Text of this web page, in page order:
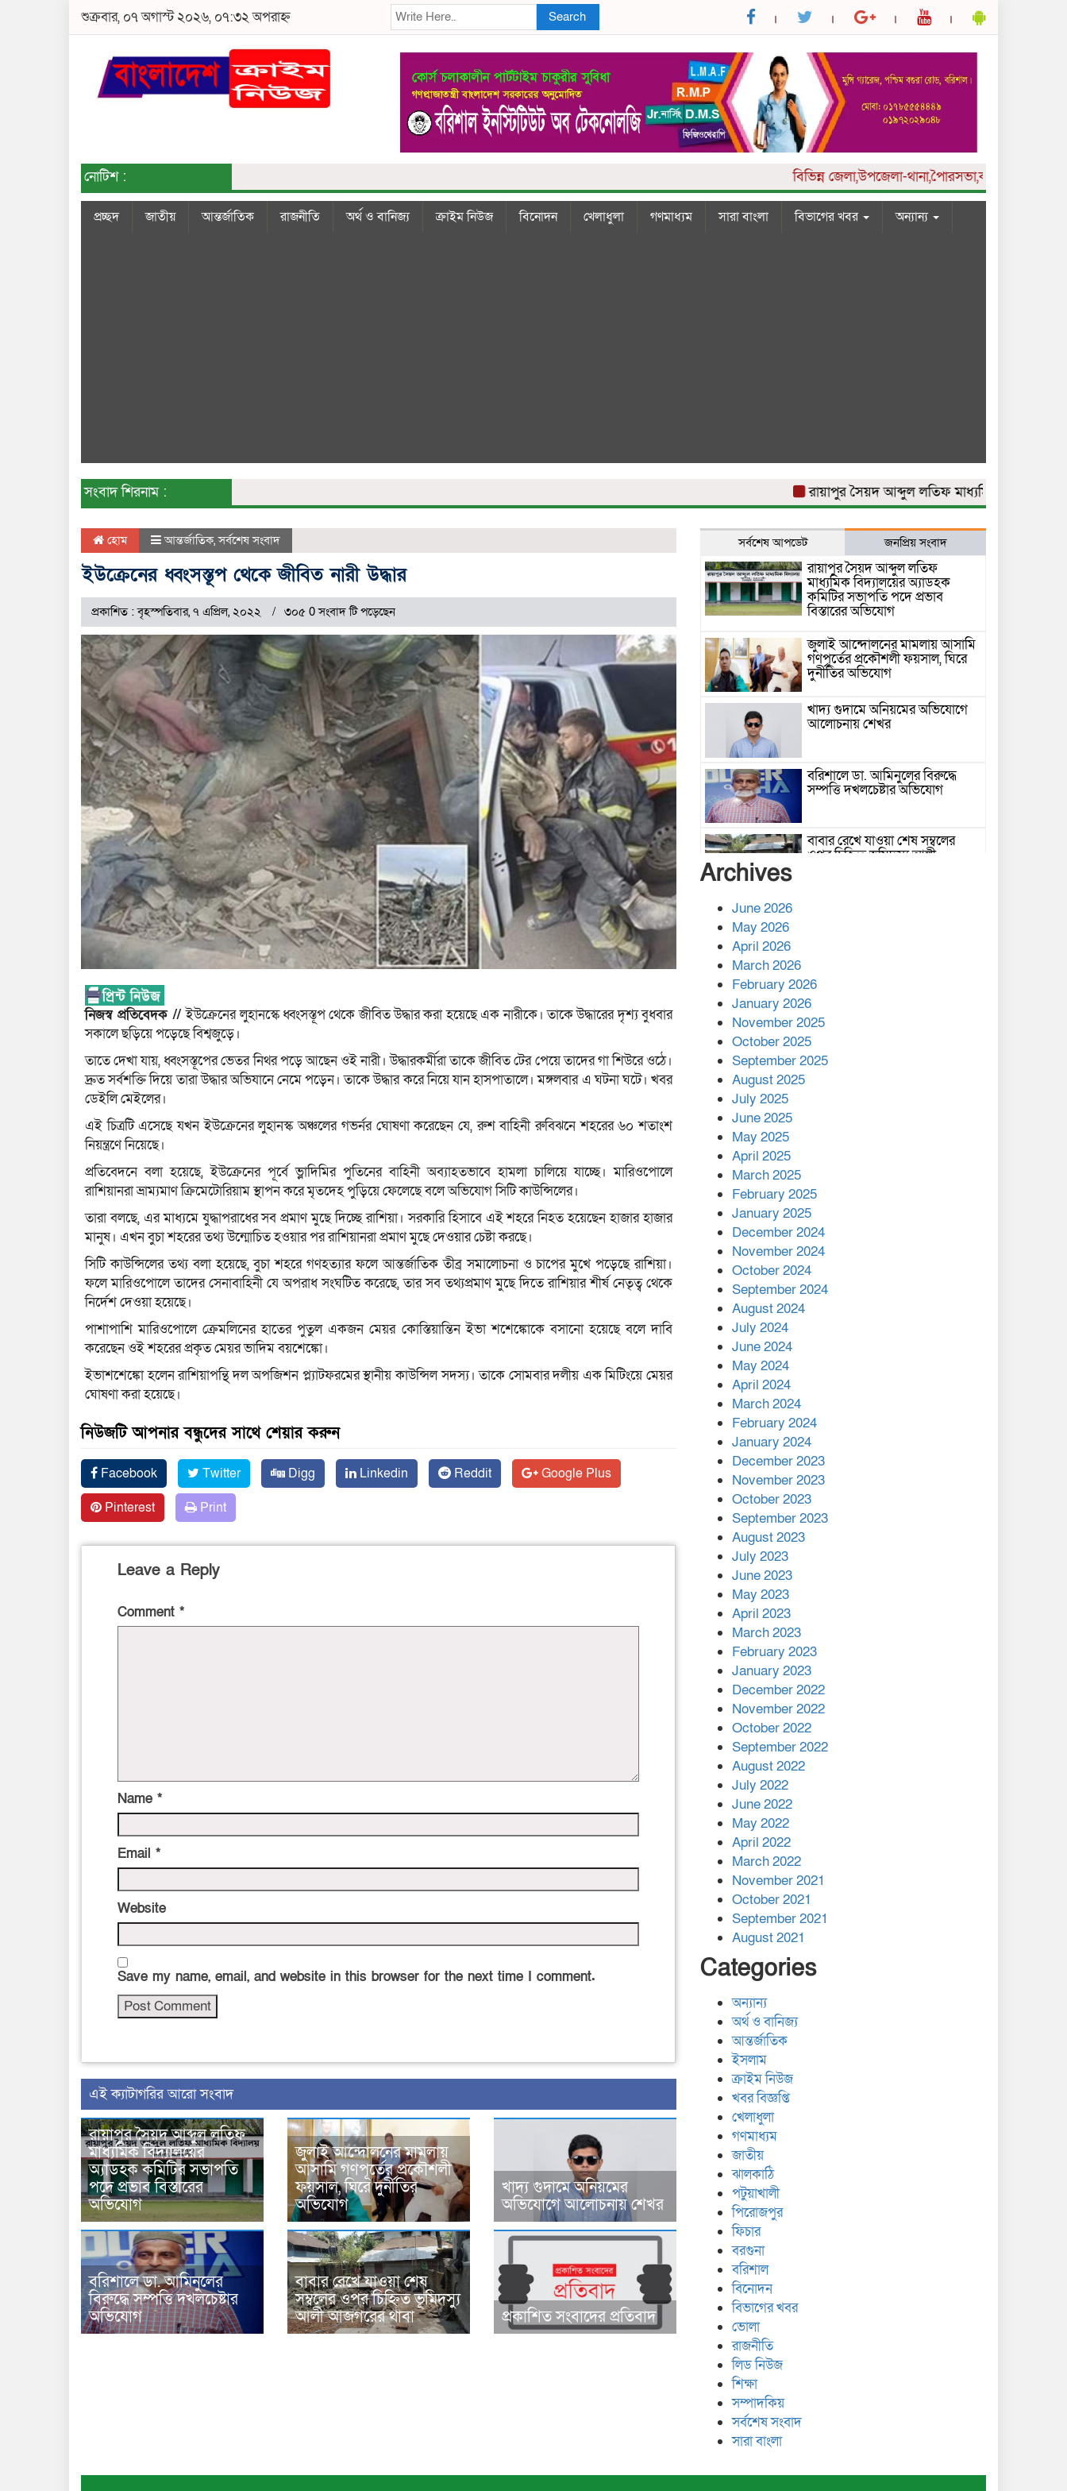
শুক্রবার, ০৭ অগাস্ট ২০২৬, ০৭:৩২ অপরাহ্ন Search
নোটিশ : বিভিন্নজেলা,উপজেলা-থানা,পৈারসভা,কলেজ ও ইউনিয়ন
প্রচ্ছদ জাতীয় আন্তর্জাতিক রাজনীতি অর্থ ও বানিজ্য ক্রাইম নিউজ বিনোদন খেলাধুলা গণমাধ্যম সারা বাংলা বিভাগের খবর অন্যান্য
সংবাদ শিরনাম : রায়াপুর সৈয়দ আব্দুল লতিফ মাধ্যমিক বিদ্যালয়ের
হোম আন্তর্জাতিক,সর্বশেষ সংবাদ
ইউক্রেনের ধ্বংসস্তূপ থেকে জীবিত নারী উদ্ধার
প্রকাশিত : বৃহস্পতিবার, ৭ এপ্রিল, ২০২২ ৩০৫ 0 সংবাদ টি পড়েছেন
নিজস্ব প্রতিবেদক //ইউক্রেনের লুহানস্কে ধ্বংসস্তূপ থেকে জীবিত উদ্ধার করা হয়েছে এক নারীকে। তাকে উদ্ধারের দৃশ্য বুধবার
সকালে ছড়িয়ে পড়েছে বিশ্বজুড়ে।
তাতে দেখা যায়, ধ্বংসস্তূপের ভেতর নিথর পড়ে আছেন ওই নারী। উদ্ধারকর্মীরা তাকে জীবিত টের পেয়ে তাদের গা শিউরে ওঠে।
দ্রুত সর্বশক্তি দিয়ে তারা উদ্ধার অভিযানে নেমে পড়েন। তাকে উদ্ধার করে নিয়ে যান হাসপাতালে। মঙ্গলবার এ ঘটনা ঘটে। খবর
ডেইলি মেইলের।
এই চিত্রটি এসেছে যখন ইউক্রেনের লুহানস্ক অঞ্চলের গভর্নর ঘোষণা করেছেন যে, রুশ বাহিনী রুবিঝনে শহরের ৬০ শতাংশ
নিয়ন্ত্রণে নিয়েছে।
প্রতিবেদনে বলা হয়েছে, ইউক্রেনের পূর্বে ভ্লাদিমির পুতিনের বাহিনী অব্যাহতভাবে হামলা চালিয়ে যাচ্ছে। মারিওপোলে
রাশিয়ানরা ভ্রাম্যমাণ ক্রিমেটোরিয়াম স্থাপন করে মৃতদেহ পুড়িয়ে ফেলেছে বলে অভিযোগ সিটি কাউন্সিলের।
তারা বলছে, এর মাধ্যমে যুদ্ধাপরাধের সব প্রমাণ মুছে দিচ্ছে রাশিয়া। সরকারি হিসাবে এই শহরে নিহত হয়েছেন হাজার হাজার
মানুষ। এখন বুচা শহরের তথ্য উন্মোচিত হওয়ার পর রাশিয়ানরা প্রমাণ মুছে দেওয়ার চেষ্টা করছে।
সিটি কাউন্সিলের তথ্য বলা হয়েছে, বুচা শহরে গণহত্যার ফলে আন্তর্জাতিক তীব্র সমালোচনা ও চাপের মুখে পড়েছে রাশিয়া।
ফলে মারিওপোলে তাদের সেনাবাহিনী যে অপরাধ সংঘটিত করেছে, তার সব তথ্যপ্রমাণ মুছে দিতে রাশিয়ার শীর্ষ নেতৃত্ব থেকে
নির্দেশ দেওয়া হয়েছে।
পাশাপাশি মারিওপোলে ক্রেমলিনের হাতের পুতুল একজন মেয়র কোস্তিয়ান্তিন ইভা শশেঙ্কোকে বসানো হয়েছে বলে দাবি
করেছেন ওই শহরের প্রকৃত মেয়র ভাদিম বয়শেঙ্কো।
ইভাশশেঙ্কো হলেন রাশিয়াপন্থি দল অপজিশন প্ল্যাটফরমের স্থানীয় কাউন্সিল সদস্য। তাকে সোমবার দলীয় এক মিটিংয়ে মেয়র
ঘোষণা করা হয়েছে।
নিউজটি আপনার বন্ধুদের সাথে শেয়ার করুন
Facebook Twitter Digg Linkedin Reddit
Google Plus
Pinterest
Print
Leave a Reply
Comment *
Name *
Email *
Website
Save my name, email, and website in this browser for the next time I comment.
‍এই ক্যাটাগরির ‍আরো সংবাদ
রায়াপুর সৈয়দ আব্দুল লতিফ
মাধ্যমিক বিদ্যালয়ের
অ্যাডহক কমিটির সভাপতি
পদে প্রভাব বিস্তারের
অভিযোগ
জুলাই আন্দোলনের মামলায়
আসামি গণপূর্তের প্রকৌশলী
ফয়সাল, ঘিরে দুর্নীতির
অভিযোগ
খাদ্য গুদামে অনিয়মের
অভিযোগে আলোচনায় শেখর
বরিশালে ডা. আমিনুলের
বিরুদ্ধে সম্পত্তি দখলচেষ্টার
অভিযোগ
বাবার রেখে যাওয়া শেষ
সম্বলের ওপর চিহ্নিত ভূমিদস্যু
আলী আজগরের থাবা
প্রকাশিত সংবাদের প্রতিবাদ
সর্বশেষ আপডেট জনপ্রিয় সংবাদ
রায়াপুর সৈয়দ আব্দুল লতিফ
মাধ্যমিক বিদ্যালয়ের অ্যাডহক
কমিটির সভাপতি পদে প্রভাব
বিস্তারের অভিযোগ
জুলাই আন্দোলনের মামলায় আসামি
গণপূর্তের প্রকৌশলী ফয়সাল, ঘিরে
দুর্নীতির অভিযোগ
খাদ্য গুদামে অনিয়মের অভিযোগে
আলোচনায় শেখর
বরিশালে ডা. আমিনুলের বিরুদ্ধে
সম্পত্তি দখলচেষ্টার অভিযোগ
বাবার রেখে যাওয়া শেষ সম্বলের
ওপর চিহ্নিত ভূমিদস্যু আলী
প্রকাশের অভিযোগ
শের-ই-বাংলা গোল্ডেন অ্যাওয়ার্ড
২০২৬-এ সম্মানিত পরিচালক ইমন
নিহত, আহত ৪০
Archives
June 2026
May 2026
April 2026
March 2026
February 2026
January 2026
November 2025
October 2025
September 2025
August 2025
July 2025
June 2025
May 2025
April 2025
March 2025
February 2025
January 2025
December 2024
November 2024
October 2024
September 2024
August 2024
July 2024
June 2024
May 2024
April 2024
March 2024
February 2024
January 2024
December 2023
November 2023
October 2023
September 2023
August 2023
July 2023
June 2023
May 2023
April 2023
March 2023
February 2023
January 2023
December 2022
November 2022
October 2022
September 2022
August 2022
July 2022
June 2022
May 2022
April 2022
March 2022
November 2021
October 2021
September 2021
August 2021
Categories
অন্যান্য
অর্থ ও বানিজ্য
আন্তর্জাতিক
ইসলাম
ক্রাইম নিউজ
খবর বিজ্ঞপ্তি
খেলাধুলা
গণমাধ্যম
জাতীয়
ঝালকাঠি
পটুয়াখালী
পিরোজপুর
ফিচার
বরগুনা
বরিশাল
বিনোদন
বিভাগের খবর
ভোলা
রাজনীতি
লিড নিউজ
শিক্ষা
সম্পাদকিয়
সর্বশেষ সংবাদ
সারা বাংলা